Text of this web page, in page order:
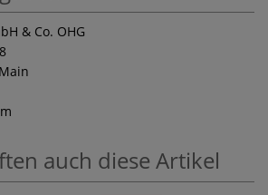
& Co. OHG
auch diese Artikel